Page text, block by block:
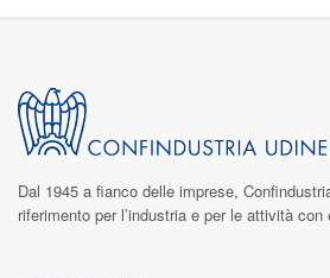
Dal 1945 a fianco delle imprese,
riferimento per l’industria e per le attività con